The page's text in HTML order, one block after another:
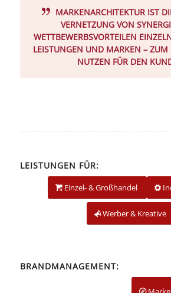
MARKENARCHITEKTUR IST
VERNETZUNG VON
WETTBEWERBSVORTEILEN
LEISTUNGEN UND MARKEN – ZUM
NUTZEN FÜR DEN
LEISTUNGEN FÜR:
Einzel- & Großhandel
Werber & Kreative
BRANDMANAGEMENT: